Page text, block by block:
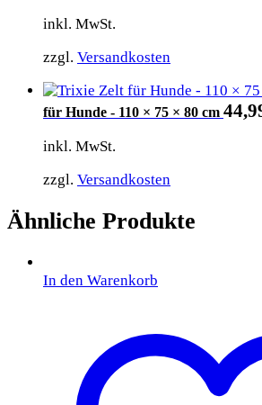
inkl. MwSt.
zzgl. Versandkosten
für Hunde - 110 × 75 × 80 cm
inkl. MwSt.
zzgl. Versandkosten
Ähnliche Produkte
In den Warenkorb